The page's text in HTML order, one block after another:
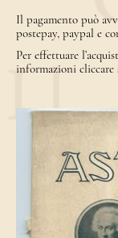
Il pagamento può
postepay, paypal e
Per effettuare
informazioni cliccare